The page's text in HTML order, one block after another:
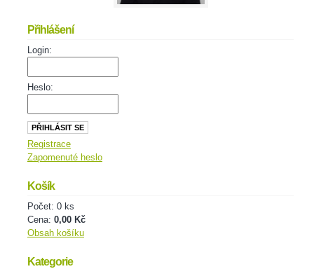
Přihlášení
Login:
Heslo:
Registrace
Zapomenuté heslo
Košík
Počet: 0 ks
Cena: 0,00 Kč
Obsah košíku
Kategorie